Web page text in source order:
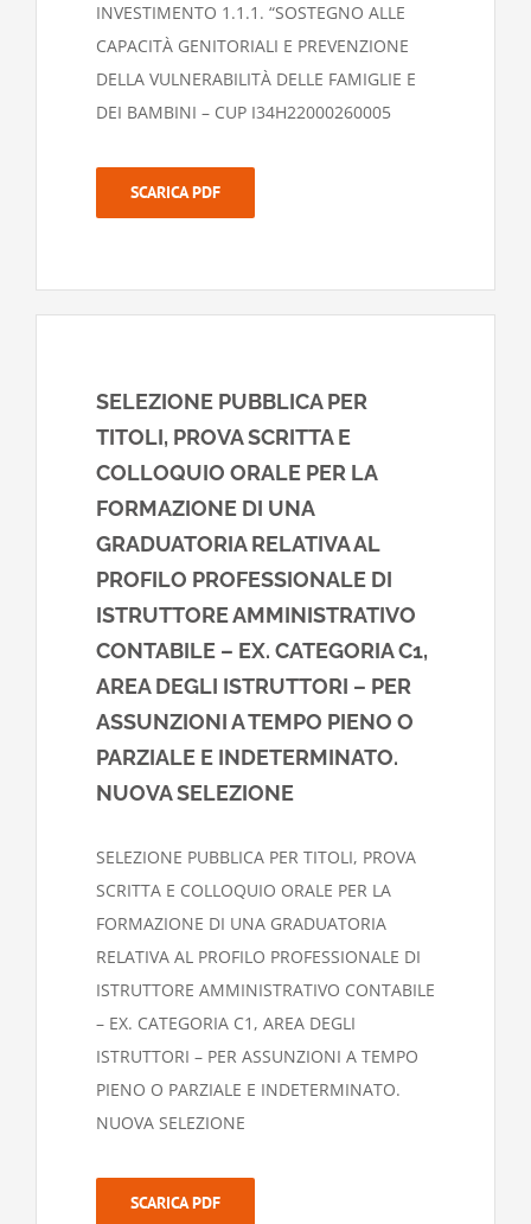
INVESTIMENTO 1.1.1. “SOSTEGNO ALLE
CAPACITÀ GENITORIALI E PREVENZIONE
DELLA VULNERABILITÀ DELLE FAMIGLIE E
DEI BAMBINI – CUP I34H22000260005
SCARICA PDF
SELEZIONE PUBBLICA PER
TITOLI, PROVA SCRITTA E
COLLOQUIO ORALE PER LA
FORMAZIONE DI UNA
GRADUATORIA RELATIVA AL
PROFILO PROFESSIONALE DI
ISTRUTTORE AMMINISTRATIVO
CONTABILE – EX. CATEGORIA C1,
AREA DEGLI ISTRUTTORI – PER
ASSUNZIONI A TEMPO PIENO O
PARZIALE E INDETERMINATO.
NUOVA SELEZIONE
SELEZIONE PUBBLICA PER TITOLI, PROVA
SCRITTA E COLLOQUIO ORALE PER LA
FORMAZIONE DI UNA GRADUATORIA
RELATIVA AL PROFILO PROFESSIONALE DI
ISTRUTTORE AMMINISTRATIVO CONTABILE
– EX. CATEGORIA C1, AREA DEGLI
ISTRUTTORI – PER ASSUNZIONI A TEMPO
PIENO O PARZIALE E INDETERMINATO.
NUOVA SELEZIONE
SCARICA PDF